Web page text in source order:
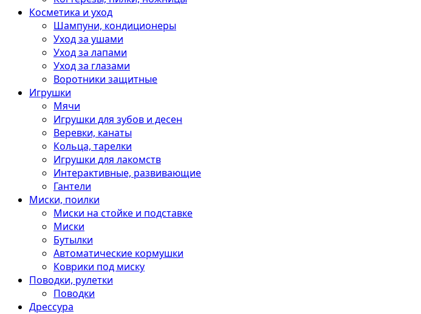
Косметика и уход
Шампуни, кондиционеры
Уход за ушами
Уход за лапами
Уход за глазами
Воротники защитные
Игрушки
Мячи
Игрушки для зубов и десен
Веревки, канаты
Кольца, тарелки
Игрушки для лакомств
Интерактивные, развивающие
Гантели
Миски, поилки
Миски на стойке и подставке
Миски
Бутылки
Автоматические кормушки
Коврики под миску
Поводки, рулетки
Поводки
Дрессура